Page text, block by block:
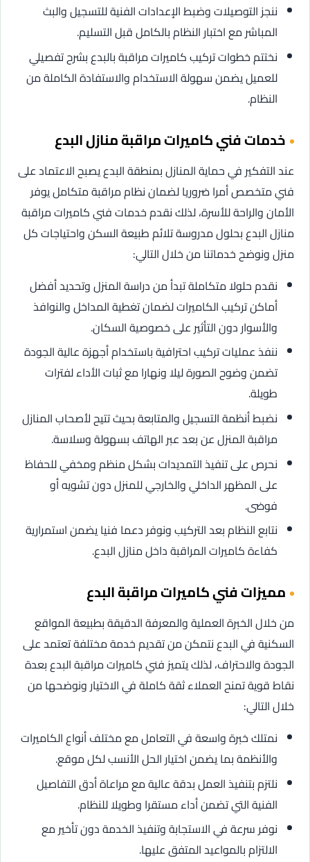
ننجز التوصيلات وضبط الإعدادات الفنية للتسجيل والبث
المباشر مع اختبار النظام بالكامل قبل التسليم.
نختتم خطوات تركيب كاميرات مراقبة بالبدع بشرح تفصيلي
للعميل يضمن سهولة الاستخدام والاستفادة الكاملة من
النظام.
خدمات فني كاميرات مراقبة منازل البدع
عند التفكير في حماية المنازل بمنطقة البدع يصبح الاعتماد على
فني متخصص أمرا ضروريا لضمان نظام مراقبة متكامل يوفر
الأمان والراحة للأسرة، لذلك نقدم خدمات فني كاميرات مراقبة
منازل البدع بحلول مدروسة تلائم طبيعة السكن واحتياجات كل
منزل ونوضح خدماتنا من خلال التالي:
نقدم حلولا متكاملة تبدأ من دراسة المنزل وتحديد أفضل
أماكن تركيب الكاميرات لضمان تغطية المداخل والنوافذ
والأسوار دون التأثير على خصوصية السكان.
ننفذ عمليات تركيب احترافية باستخدام أجهزة عالية الجودة
تضمن وضوح الصورة ليلا ونهارا مع ثبات الأداء لفترات
طويلة.
نضبط أنظمة التسجيل والمتابعة بحيث تتيح لأصحاب المنازل
مراقبة المنزل عن بعد عبر الهاتف بسهولة وسلاسة.
نحرص على تنفيذ التمديدات بشكل منظم ومخفي للحفاظ
على المظهر الداخلي والخارجي للمنزل دون تشويه أو
فوضى.
نتابع النظام بعد التركيب ونوفر دعما فنيا يضمن استمرارية
كفاءة كاميرات المراقبة داخل منازل البدع.
مميزات فني كاميرات مراقبة البدع
من خلال الخبرة العملية والمعرفة الدقيقة بطبيعة المواقع
السكنية في البدع نتمكن من تقديم خدمة مختلفة تعتمد على
الجودة والاحتراف، لذلك يتميز فني كاميرات مراقبة البدع بعدة
نقاط قوية تمنح العملاء ثقة كاملة في الاختيار ونوضحها من
خلال التالي:
نمتلك خبرة واسعة في التعامل مع مختلف أنواع الكاميرات
والأنظمة بما يضمن اختيار الحل الأنسب لكل موقع.
نلتزم بتنفيذ العمل بدقة عالية مع مراعاة أدق التفاصيل
الفنية التي تضمن أداء مستقرا وطويلا للنظام.
نوفر سرعة في الاستجابة وتنفيذ الخدمة دون تأخير مع
الالتزام بالمواعيد المتفق عليها.